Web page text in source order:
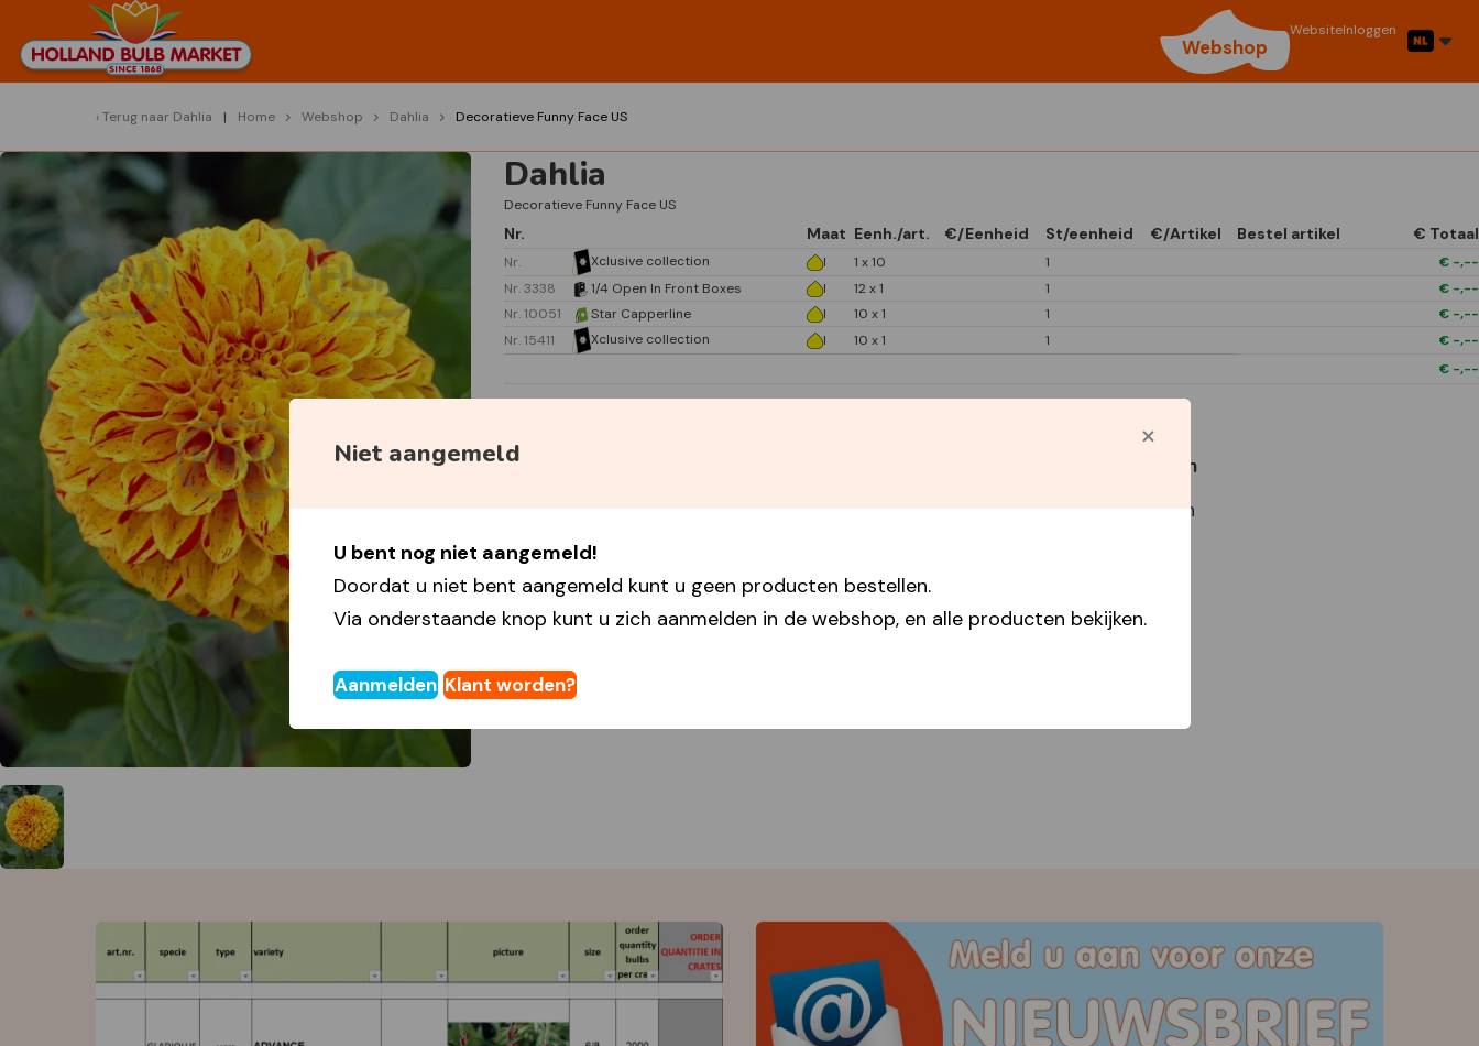
Webshop
WebsiteInloggen
Niet aangemeld
U bent nog niet aangemeld!
Doordat u niet bent aangemeld kunt u geen producten bestellen.
Via onderstaande knop kunt u zich aanmelden in de webshop, en alle producten bekijken.
Aanmelden Klant worden?
Terug naar Dahlia Home Webshop Dahlia Decoratieve Funny Face US
Dahlia
Decoratieve Funny Face US
Nr. Maat Eenh./art. €/Eenheid St/eenheid €/Artikel Bestel artikel € Totaal
Nr. Xclusive collection I 1 x 10 1 € -,--
Nr. 3338
1/4 Open In Front Boxes I 12 x 1 1 € -,--
Nr. 10051
Star Capperline I 10 x 1 1 € -,--
Nr. 15411
Xclusive collection I 10 x 1 1 € -,--
€ -,--
Specificaties
Gebruikte symbolen
Xclusive collection
Star Capperline